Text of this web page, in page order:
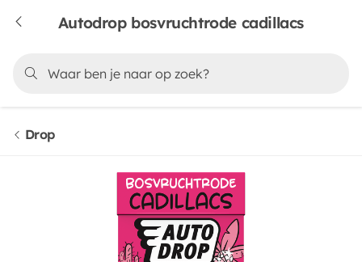
Autodrop bosvruchtrode cadillacs
Drop